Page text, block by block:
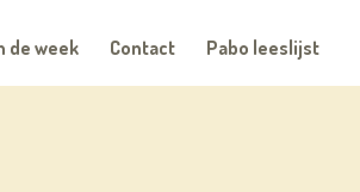
de week Contact Pabo leeslijst